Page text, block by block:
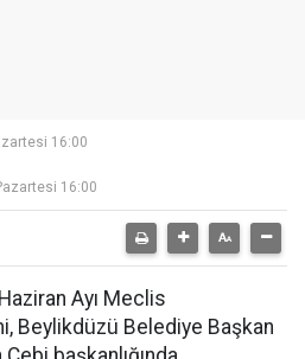
16:00
16:00
Ayı Meclis
Beylikdüzü Belediye Başkan